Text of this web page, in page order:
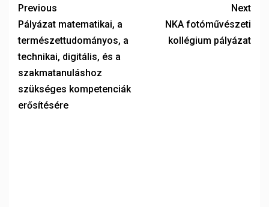
Previous
Pályázat matematikai, a
természettudományos, a
technikai, digitális, és a
szakmatanuláshoz
szükséges kompetenciák
erősítésére
Next
NKA fotóművészeti
kollégium pályázat